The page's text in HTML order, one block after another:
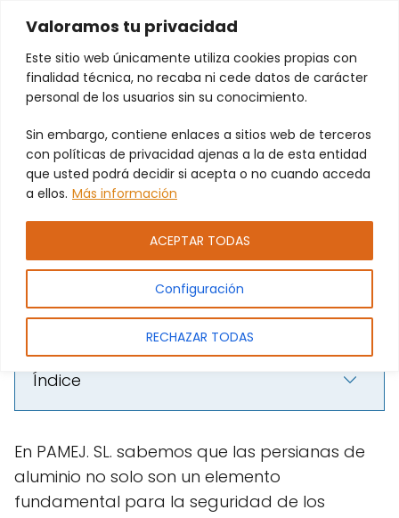
Valoramos tu privacidad
Este sitio web únicamente utiliza cookies propias con
finalidad técnica, no recaba ni cede datos de carácter
personal de los usuarios sin su conocimiento.
Sin embargo, contiene enlaces a sitios web de terceros
con políticas de privacidad ajenas a la de esta entidad
que usted podrá decidir si acepta o no cuando acceda
a ellos. Más información
Configuración
RECHAZAR TODAS
ACEPTAR TODAS
Persianas de aluminio para
negocios en Mislata: instalación
Índice
En PAMEJ. SL. sabemos que las persianas de
aluminio no solo son un elemento
fundamental para la seguridad de los